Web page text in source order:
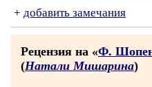
+ добавить замечания
Рецензия на «Ф. Шопен
(Натали Мишарина)